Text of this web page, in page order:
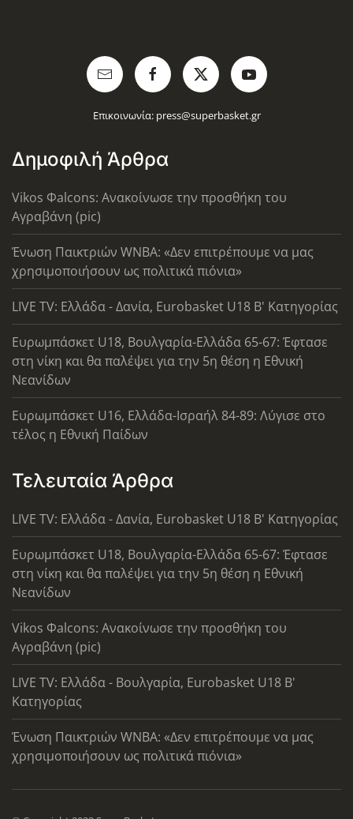
Επικοινωνία: press@superbasket.gr
Δημοφιλή Άρθρα
Vikos Φalcons: Ανακοίνωσε την προσθήκη του
Αγραβάνη (pic)
Ένωση Παικτριών WNBA: «Δεν επιτρέπουμε να μας
χρησιμοποιήσουν ως πολιτικά πιόνια»
LIVE TV: Ελλάδα - Δανία, Eurobasket U18 Β' Κατηγορίας
Ευρωμπάσκετ U18, Βουλγαρία-Ελλάδα 65-67: Έφτασε
στη νίκη και θα παλέψει για την 5η θέση η Εθνική
Νεανίδων
Ευρωμπάσκετ U16, Ελλάδα-Ισραήλ 84-89: Λύγισε στο
τέλος η Εθνική Παίδων
Τελευταία Άρθρα
LIVE TV: Ελλάδα - Δανία, Eurobasket U18 Β' Κατηγορίας
Ευρωμπάσκετ U18, Βουλγαρία-Ελλάδα 65-67: Έφτασε
στη νίκη και θα παλέψει για την 5η θέση η Εθνική
Νεανίδων
Vikos Φalcons: Ανακοίνωσε την προσθήκη του
Αγραβάνη (pic)
LIVE TV: Ελλάδα - Βουλγαρία, Eurobasket U18 Β'
Κατηγορίας
Ένωση Παικτριών WNBA: «Δεν επιτρέπουμε να μας
χρησιμοποιήσουν ως πολιτικά πιόνια»